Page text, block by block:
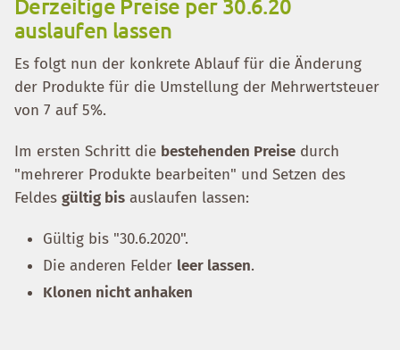
Derzeitige Preise per 30.6.20
auslaufen lassen
Es folgt nun der konkrete Ablauf für die Änderung
der Produkte für die Umstellung der Mehrwertsteuer
von 7 auf 5%.
Im ersten Schritt die bestehenden Preise durch
"mehrerer Produkte bearbeiten" und Setzen des
Feldes gültig bis auslaufen lassen:
Gültig bis "30.6.2020".
Die anderen Felder leer lassen.
Klonen nicht anhaken